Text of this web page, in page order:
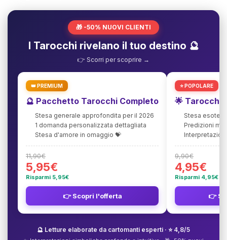
🎁 -50% NUOVI CLIENTI
I Tarocchi rivelano il tuo destino 🔮
👉 Scorri per scoprire →
👑 PREMIUM
🔮 Pacchetto Tarocchi Completo
Stesa generale approfondita per il 2026
1 domanda personalizzata dettagliata
Stesa d'amore in omaggio 💝
11,90€
5,95€
Risparmi 5,95€
👉 Scopri l'offerta
⭐ POPOLARE
🌟 Tarocchi
Stesa
Predizioni
9,90€
4,95€
Risparmi 4,95€
👉
🔮 Letture elaborate da cartomanti esperti · ⭐ 4,8/5